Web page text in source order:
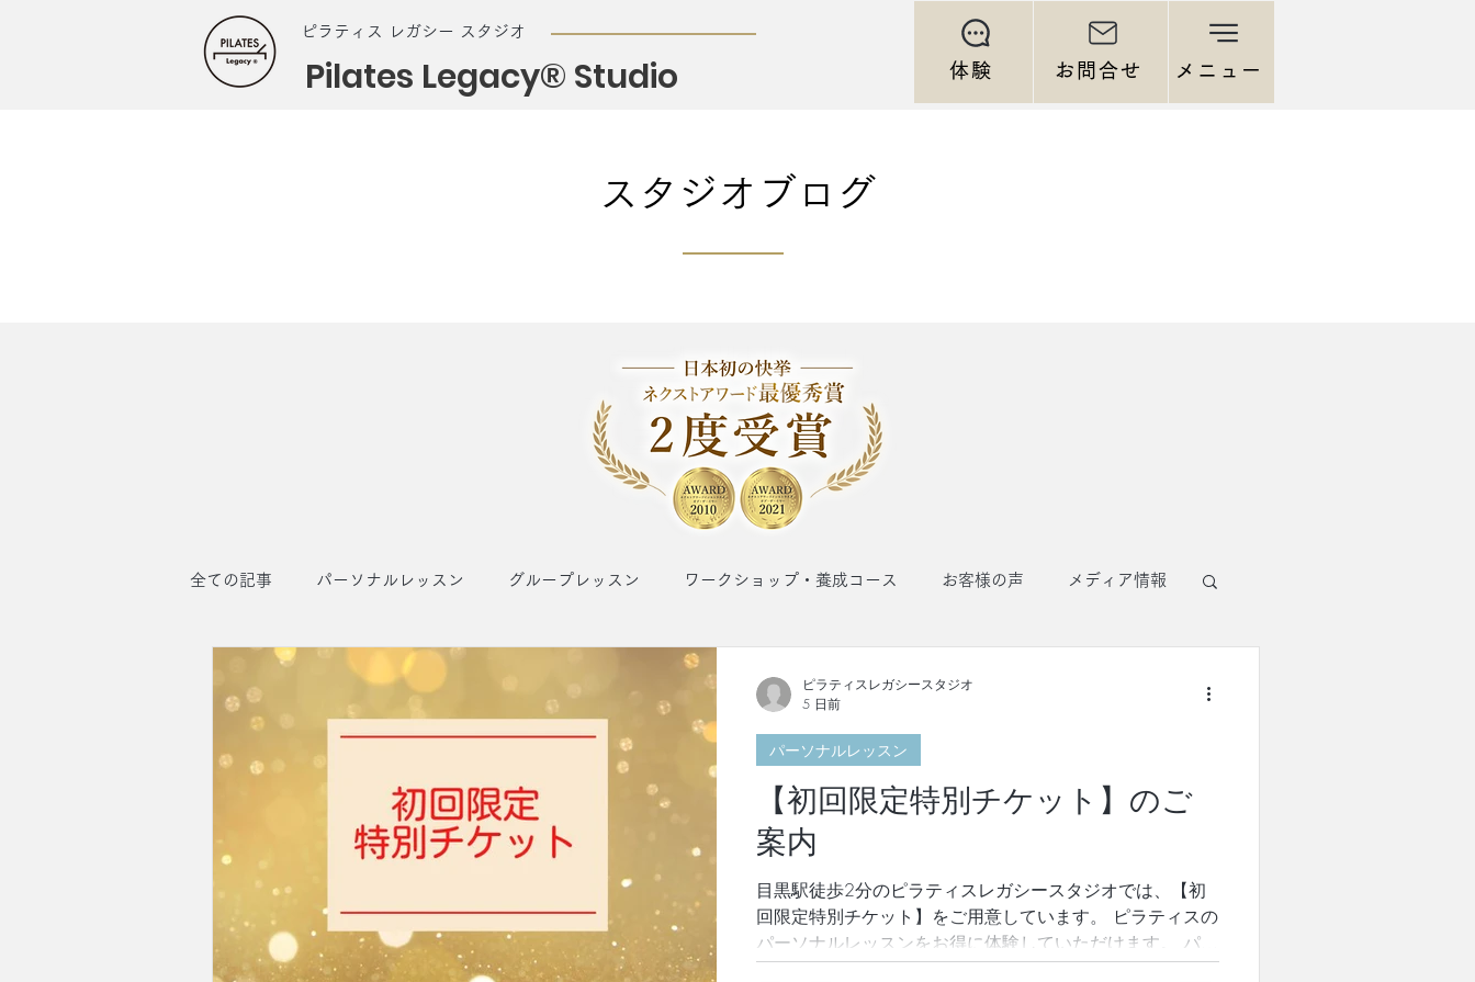
ピラティス レガシー スタジオ
Pilates Legacy® Studio 体験 お問合せ メニュー
スタジオブログ
全ての記事 パーソナルレッスン グループレッスン ワークショップ・養成コース お客様の声 メディア情報
お知らせ マシンの魅力
【初回限定特別チケット】のご
案内
目黒駅徒歩2分のピラティスレガシースタジオでは、【初
回限定特別チケット】をご用意しています。 ピラティスの
パーソナルレッスンをお得に体験していただけます。 パー
ソナルだからこそ！ ご自身の身体とじっくり向き合えて、
パーソナルレッスン
ピラティスレガシースタジオ
5 日前